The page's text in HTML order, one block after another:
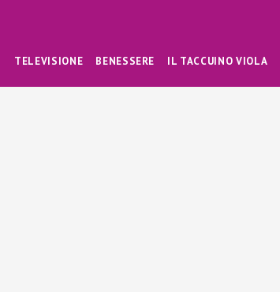
TELEVISIONE BENESSERE IL TACCUINO VIOLA